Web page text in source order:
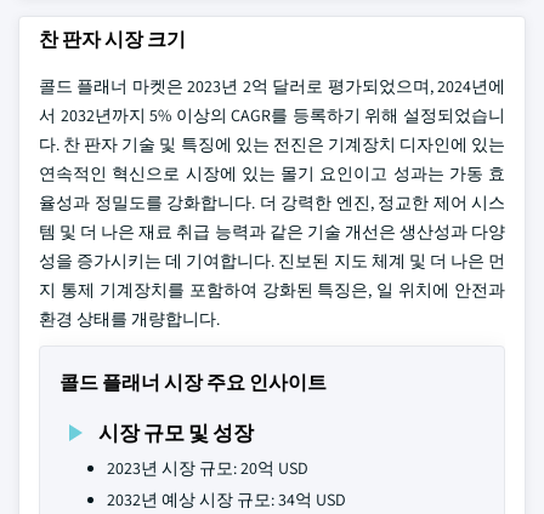
찬 판자 시장 크기
콜드 플래너 마켓은 2023년 2억 달러로 평가되었으며, 2024년에
서 2032년까지 5% 이상의 CAGR를 등록하기 위해 설정되었습니
다. 찬 판자 기술 및 특징에 있는 전진은 기계장치 디자인에 있는
연속적인 혁신으로 시장에 있는 몰기 요인이고 성과는 가동 효
율성과 정밀도를 강화합니다. 더 강력한 엔진, 정교한 제어 시스
템 및 더 나은 재료 취급 능력과 같은 기술 개선은 생산성과 다양
성을 증가시키는 데 기여합니다. 진보된 지도 체계 및 더 나은 먼
지 통제 기계장치를 포함하여 강화된 특징은, 일 위치에 안전과
환경 상태를 개량합니다.
콜드 플래너 시장 주요 인사이트
시장 규모 및 성장
2023년 시장 규모: 20억 USD
2032년 예상 시장 규모: 34억 USD